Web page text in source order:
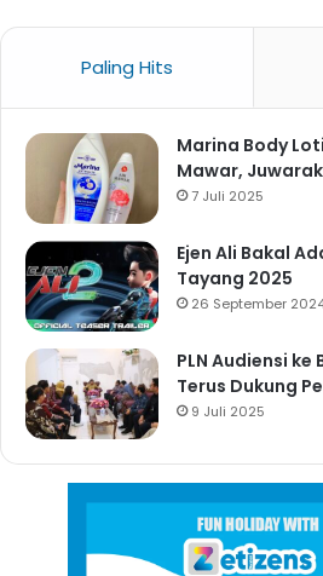
Paling Hits
Marina Body
Mawar,
7 Juli 2025
Ejen Ali Bakal
Tayang 2025
26 September
PLN Audiensi
Terus Dukung
9 Juli 2025